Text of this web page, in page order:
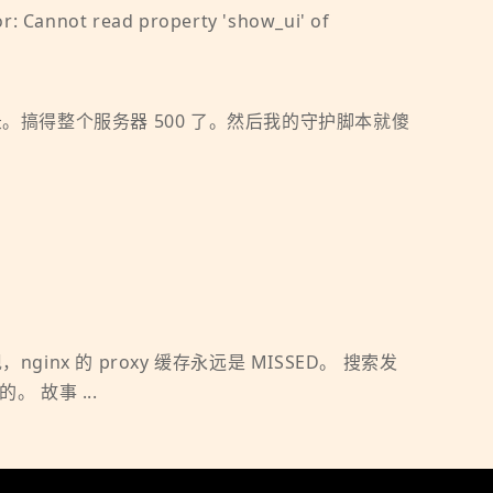
Cannot read property 'show_ui' of
搞得整个服务器 500 了。然后我的守护脚本就傻
nginx 的 proxy 缓存永远是 MISSED。 搜索发
。 故事 ...